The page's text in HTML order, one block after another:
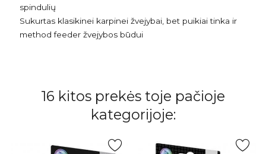
spindulių
Sukurtas klasikinei karpinei žvejybai, bet puikiai tinka ir
method feeder žvejybos būdui
16 kitos prekės toje pačioje
kategorijoje: